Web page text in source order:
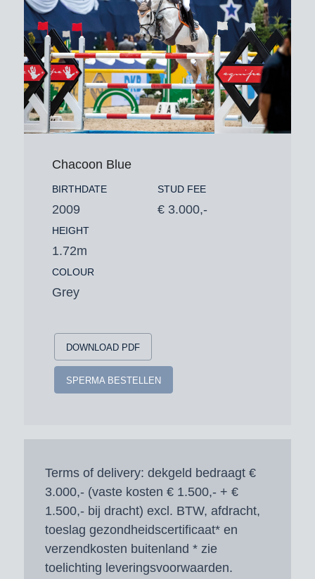
Chacoon Blue
BIRTHDATE
2009
HEIGHT
1.72m
COLOUR
Grey
STUD FEE
€ 3.000,-
DOWNLOAD PDF
SPERMA BESTELLEN
Terms of delivery: dekgeld bedraagt €
3.000,- (vaste kosten € 1.500,- + €
1.500,- bij dracht) excl. BTW, afdracht,
toeslag gezondheidscertificaat* en
verzendkosten buitenland * zie
toelichting leveringsvoorwaarden.